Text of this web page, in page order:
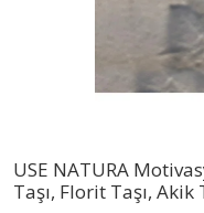
USE NATURA
Taşı, Florit Taşı, Akik